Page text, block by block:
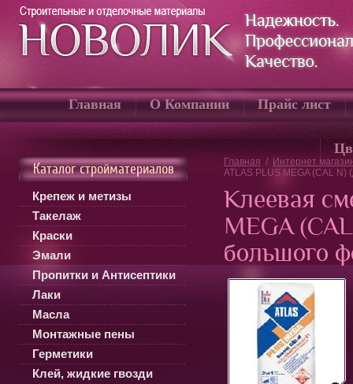
Главная О Компании Прайс лист
Каталог стройматериалов
Крепеж и метизы
Такелаж
Краски
Эмали
Пропитки и Антисептики
Лаки
Масла
Монтажные пены
Герметики
Клей, жидкие гвозди
Главная / Интернет
ATLAS PLUS MEGA (CAL
Клеевая
MEGA
большого